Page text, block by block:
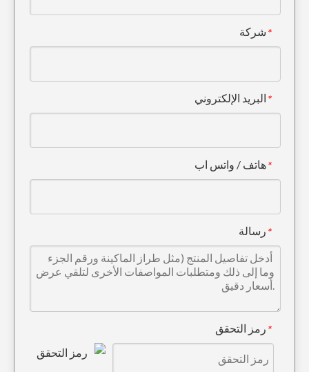
* شركة
* البريد الإلكتروني
*هاتف / واتس اب
* رسالة
* رمز التحقق